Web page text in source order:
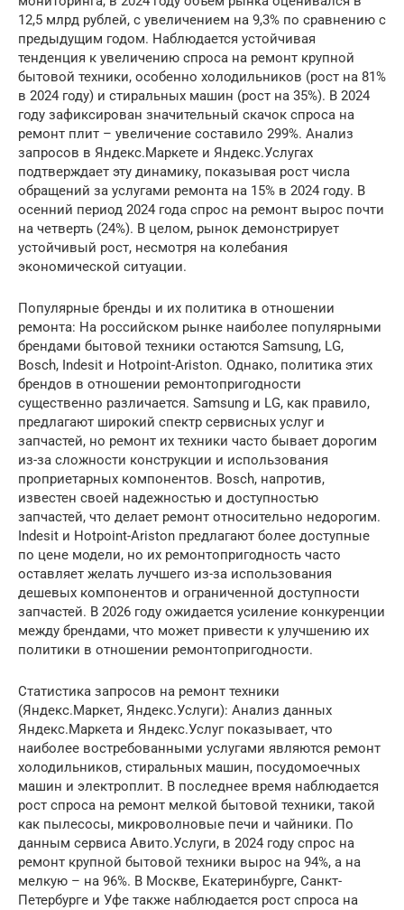
12,5 млрд рублей, с увеличением на 9,3% по сравнению с
предыдущим годом. Наблюдается устойчивая
тенденция к увеличению спроса на ремонт крупной
бытовой техники, особенно холодильников (рост на 81%
в 2024 году) и стиральных машин (рост на 35%). В 2024
году зафиксирован значительный скачок спроса на
ремонт плит – увеличение составило 299%. Анализ
запросов в Яндекс.Маркете и Яндекс.Услугах
подтверждает эту динамику, показывая рост числа
обращений за услугами ремонта на 15% в 2024 году. В
осенний период 2024 года спрос на ремонт вырос почти
на четверть (24%). В целом, рынок демонстрирует
устойчивый рост, несмотря на колебания
экономической ситуации.
Популярные бренды и их политика в отношении
ремонта: На российском рынке наиболее популярными
брендами бытовой техники остаются Samsung, LG,
Bosch, Indesit и Hotpoint-Ariston. Однако, политика этих
брендов в отношении ремонтопригодности
существенно различается. Samsung и LG, как правило,
предлагают широкий спектр сервисных услуг и
запчастей, но ремонт их техники часто бывает дорогим
из-за сложности конструкции и использования
проприетарных компонентов. Bosch, напротив,
известен своей надежностью и доступностью
запчастей, что делает ремонт относительно недорогим.
Indesit и Hotpoint-Ariston предлагают более доступные
по цене модели, но их ремонтопригодность часто
оставляет желать лучшего из-за использования
дешевых компонентов и ограниченной доступности
запчастей. В 2026 году ожидается усиление конкуренции
между брендами, что может привести к улучшению их
политики в отношении ремонтопригодности.
Статистика запросов на ремонт техники
(Яндекс.Маркет, Яндекс.Услуги): Анализ данных
Яндекс.Маркета и Яндекс.Услуг показывает, что
наиболее востребованными услугами являются ремонт
холодильников, стиральных машин, посудомоечных
машин и электроплит. В последнее время наблюдается
рост спроса на ремонт мелкой бытовой техники, такой
как пылесосы, микроволновые печи и чайники. По
данным сервиса Авито.Услуги, в 2024 году спрос на
ремонт крупной бытовой техники вырос на 94%, а на
мелкую – на 96%. В Москве, Екатеринбурге, Санкт-
Петербурге и Уфе также наблюдается рост спроса на